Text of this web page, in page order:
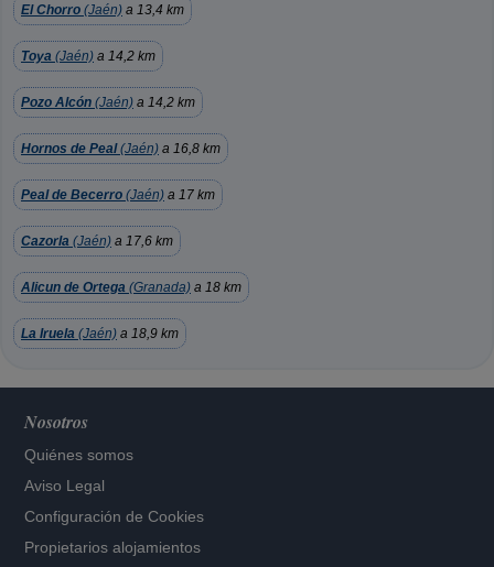
El Chorro (Jaén) a 13,4 km
Toya (Jaén) a 14,2 km
Pozo Alcón (Jaén) a 14,2 km
Hornos de Peal(Jaén) a 16,8 km
Peal de Becerro (Jaén) a 17 km
Cazorla (Jaén) a 17,6 km
Alicun de Ortega (Granada) a 18 km
La Iruela (Jaén) a 18,9 km
Nosotros
Quiénes somos
Aviso Legal
Configuración de Cookies
Propietarios alojamientos